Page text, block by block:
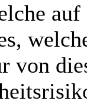
von